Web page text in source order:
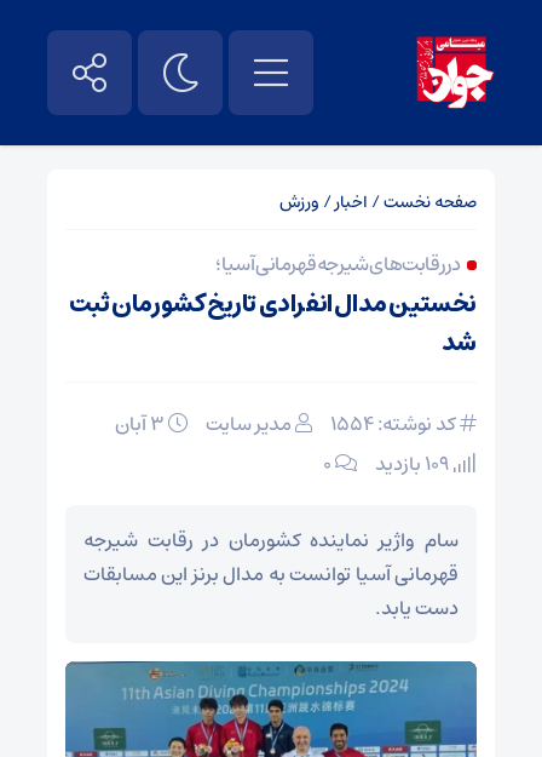
صفحه نخست/ اخبار/ ورزش
در رقابت‌های شیرجه قهرمانی آسیا؛
نخستین مدال انفرادی تاریخ کشورمان ثبت
شد
کد نوشته: 1554 مدیر سایت
۰
سام واژیر نماینده کشورمان در رقابت شیرجه
قهرمانی آسیا توانست به مدال برنز این مسابقات
دست یابد.